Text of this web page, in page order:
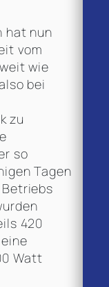
hat nun
vom
wie
bei
zu
so
Tagen
420
Watt